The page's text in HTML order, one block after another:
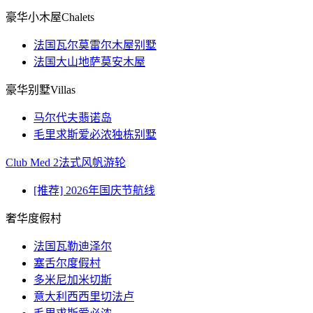
豪华小木屋Chalets
法国瓦尔莫雷尔木屋别墅
法国大山地萨莫安木屋
豪华别墅Villas
马尔代夫翡诺岛
毛里求斯爱必浓独栋别墅
Club Med 2法式风帆游轮
[推荐] 2026年国庆节航线
奢华度假村
法国瓦勒迪泽尔
塞舌尔度假村
多米尼加米切斯
意大利西西里切法卢